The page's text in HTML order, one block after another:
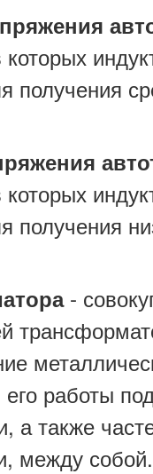
которых
получения
которых
получения
-
работы
а также
между собой.